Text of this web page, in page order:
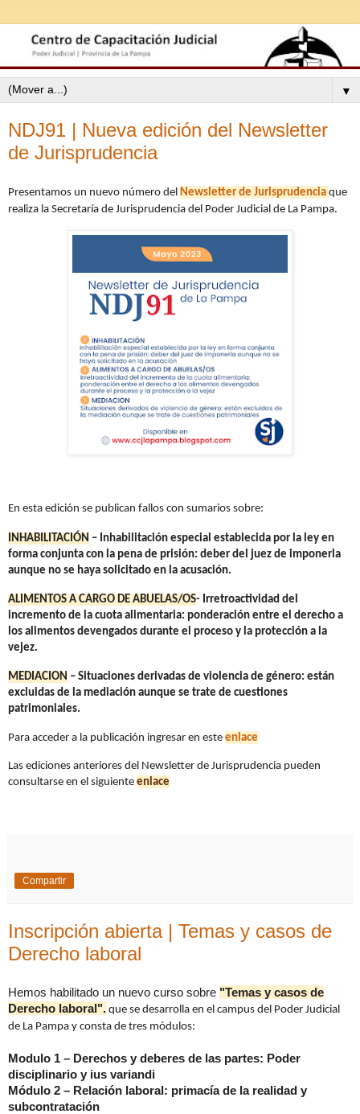
▼
NDJ91 | Nueva edición del Newsletter
de Jurisprudencia
Presentamos un nuevo número del Newsletter de Jurisprudenciaque
realiza la Secretaría de Jurisprudencia del Poder Judicial de La Pampa.
En esta edición se publican fallos con sumarios sobre:
INHABILITACIÓN – Inhabilitación especial establecida por la ley en
forma conjunta con la pena de prisión: deber del juez de imponerla
aunque no se haya solicitado en la acusación.
ALIMENTOS A CARGO DE ABUELAS/OS- Irretroactividad del
incremento de la cuota alimentaria: ponderación entre el derecho a
los alimentos devengados durante el proceso y la protección a la
vejez.
MEDIACION – Situaciones derivadas de violencia de género: están
excluidas de la mediación aunque se trate de cuestiones
patrimoniales.
Para acceder a la publicación ingresar en esteenlace
Las ediciones anteriores del Newsletter de Jurisprudencia pueden
consultarse en el siguienteenlace
Compartir
Inscripción abierta | Temas y casos de
Derecho laboral
Hemos habilitado un nuevo curso sobre "Temas y casos de
Derecho laboral".que se desarrolla en el campus del Poder Judicial
de La Pampa y consta de tres módulos:
Modulo 1 – Derechos y deberes de las partes: Poder
disciplinario y ius variandi
Módulo 2 – Relación laboral: primacía de la realidad y
subcontratación